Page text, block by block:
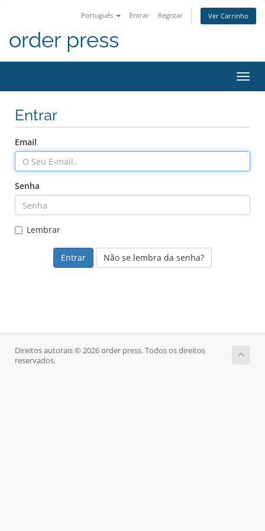
Português Entrar Registar Ver Carrinho
order press
Entrar
Email
Senha
Lembrar
Não se lembra da senha?
Direitos autorais © 2026 order press. Todos os direitos
reservados.